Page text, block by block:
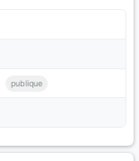
publique